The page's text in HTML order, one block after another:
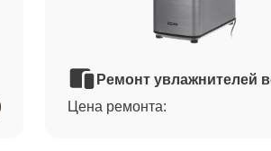
Ремонт увлажнителей
Цена ремонта: